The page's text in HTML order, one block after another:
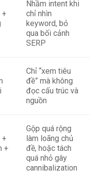
+
Nhầm intent khi
chỉ nhìn
keyword, bỏ
qua bối cảnh
SERP
Chỉ “xem tiêu
đề” mà không
đọc cấu trúc và
nguồn
+
+
Gộp quá rộng
làm loãng chủ
đề, hoặc tách
quá nhỏ gây
cannibalization